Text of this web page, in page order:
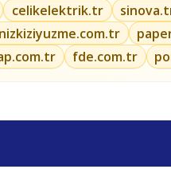
celikelektrik.tr
fde.com.tr